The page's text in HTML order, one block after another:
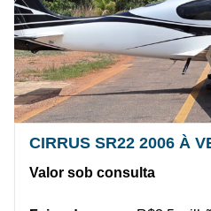
CIRRUS SR22 2006 À
Valor sob consulta